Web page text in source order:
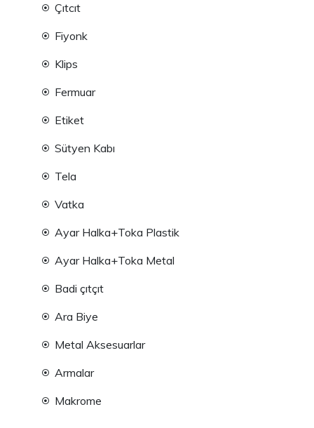
Çıtcıt
Fiyonk
Klips
Fermuar
Etiket
Sütyen Kabı
Tela
Vatka
Ayar Halka+Toka Plastik
Ayar Halka+Toka Metal
Badi çıtçıt
Ara Biye
Metal Aksesuarlar
Armalar
Makrome